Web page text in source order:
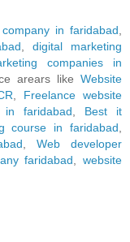
in faridabad,
,digital marketing
companies in
arears like Website
, Freelance website
in faridabad, Best it
course in faridabad,
,Web developer
faridabad,website